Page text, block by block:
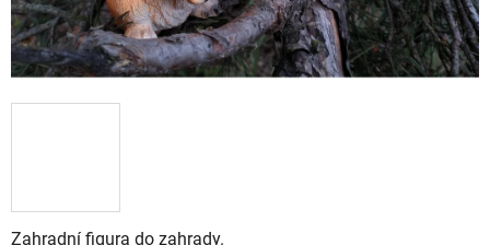
Zahradní figura do zahrady.